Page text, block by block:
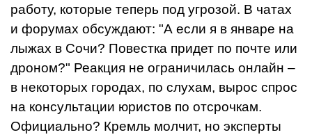
работу, которые теперь под угрозой. В чатах
и форумах обсуждают: "А если я в январе на
лыжах в Сочи? Повестка придет по почте или
дроном?" Реакция не ограничилась онлайн –
в некоторых городах, по слухам, вырос спрос
на консультации юристов по отсрочкам.
Официально? Кремль молчит, но эксперты